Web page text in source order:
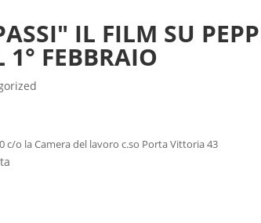
IL FILM SU
FEBBRAIO
c/o la Camera del lavoro c.so Porta Vittoria 43